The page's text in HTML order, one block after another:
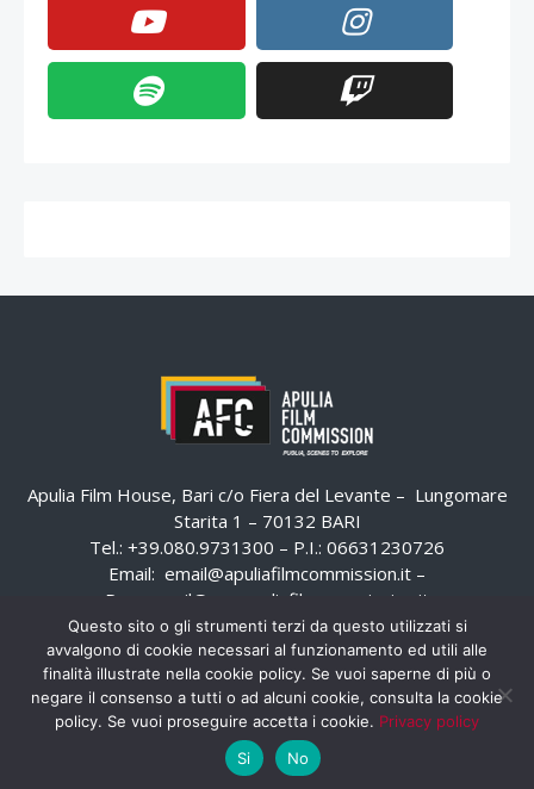
Apulia Film House, Bari c/o Fiera del Levante – Lungomare
Starita 1 – 70132 BARI
Tel.: +39.080.9731300 – P.I.: 06631230726
Email: email@apuliafilmcommission.it –
Pec:
email@pec.apuliafilmcommission.it
Questo sito o gli strumenti terzi da questo utilizzati si
avvalgono di cookie necessari al funzionamento ed utili alle
finalità illustrate nella cookie policy. Se vuoi saperne di più o
negare il consenso a tutti o ad alcuni cookie, consulta la cookie
policy. Se vuoi proseguire accetta i cookie. Privacy policy
Si
No